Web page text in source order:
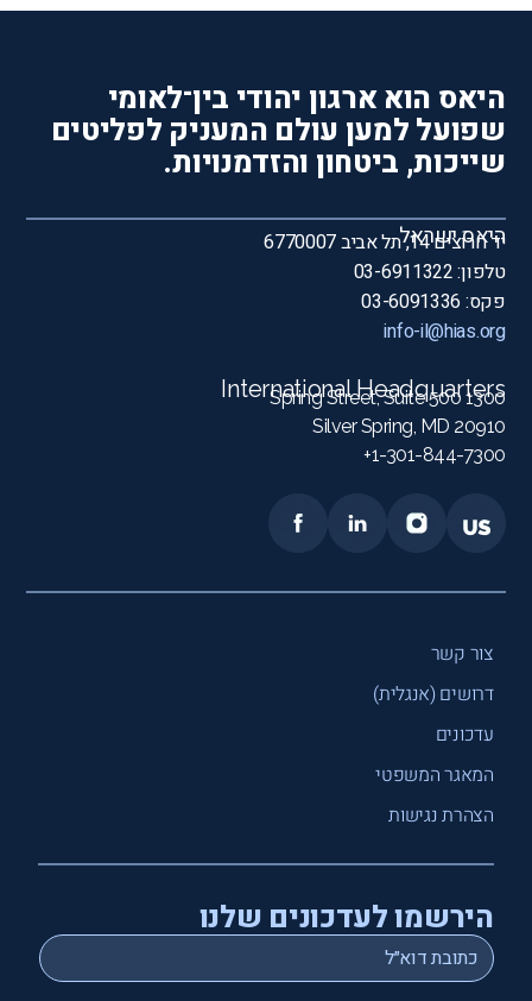
היאס הוא ארגון יהודי בין־לאומי
שפועל למען עולם המעניק לפליטים
שייכות, ביטחון והזדמנויות.
היאס ישראל
יד חרוצים 14, תל אביב 6770007
טלפון: 03-6911322
פקס: 03-6091336
info-il@hias.org
International Headquarters
1300 Spring Street, Suite 500
Silver Spring, MD 20910
1-301-844-7300+
צור קשר
דרושים (אנגלית)
עדכונים
המאגר המשפטי
הצהרת נגישות
הירשמו לעדכונים שלנו
Email
*